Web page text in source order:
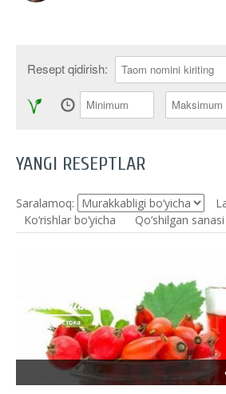
Resept qidirish:
YANGI RESEPTLAR
Saralamoq:
Ko‘rishlar bo‘yicha
Qo’shilgan